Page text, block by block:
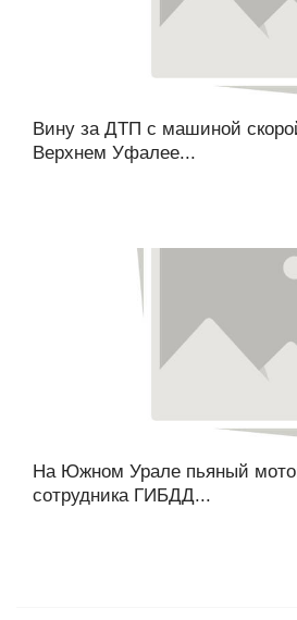
Вину за ДТП с машиной
Верхнем Уфалее...
На Южном Урале пьяный
сотрудника ГИБДД...